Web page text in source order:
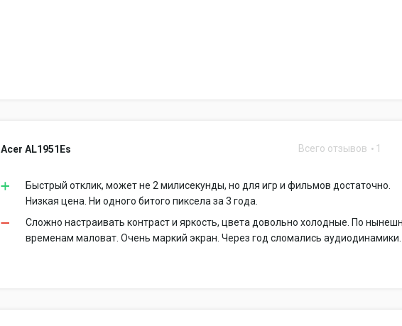
Acer AL1951Es Всего отзывов 1
Быстрый отклик, может не 2 милисекунды, но для игр и фильмов достаточно.
Низкая цена. Ни одного битого пиксела за 3 года.
Сложно настраивать контраст и яркость, цвета довольно холодные. По
временам маловат. Очень маркий экран. Через год сломались аудиодинамики.